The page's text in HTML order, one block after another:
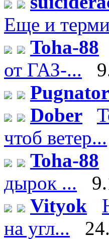
Еще и
Toha-88
от ГАЗ-...
Pugnator
Dober
чтоб ветер...
Toha-88
дырок ...
Vityok
на угл...